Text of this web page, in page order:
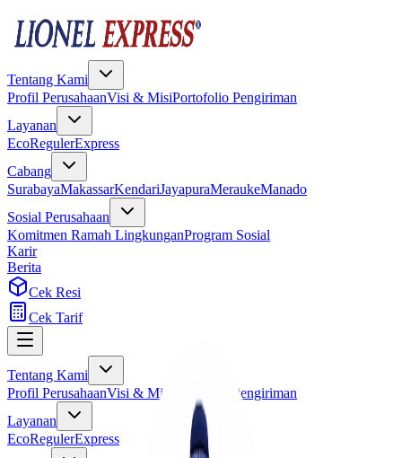
Tentang Kami
Profil PerusahaanVisi & MisiPortofolio Pengiriman
Layanan
EcoRegulerExpress
Cabang
SurabayaMakassarKendariJayapuraMeraukeManado
Sosial Perusahaan
Komitmen Ramah LingkunganProgram Sosial
Karir
Berita
Cek Resi
Cek Tarif
Tentang Kami
Profil PerusahaanVisi & Misi
Portofolio Pengiriman
Layanan
EcoRegulerExpress